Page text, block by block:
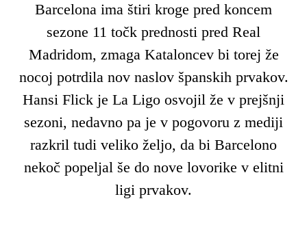
Barcelona ima štiri kroge pred koncem
sezone 11 točk prednosti pred Real
Madridom, zmaga Kataloncev bi torej že
nocoj potrdila nov naslov španskih prvakov.
Hansi Flick je La Ligo osvojil že v prejšnji
sezoni, nedavno pa je v pogovoru z mediji
razkril tudi veliko željo, da bi Barcelono
nekoč popeljal še do nove lovorike v elitni
ligi prvakov.